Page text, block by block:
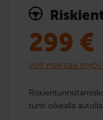
299 €
Voit maksaa
tunti oikealla